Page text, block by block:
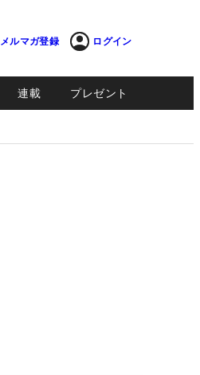
メルマガ登録 ログイン
連載 プレゼント